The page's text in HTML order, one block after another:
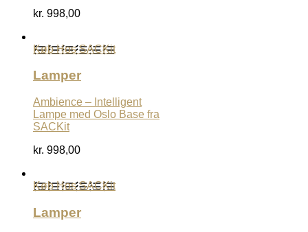
kr. 998,00
Køb Hos SACKit
Lamper
Ambience – Intelligent
Lampe med Oslo Base fra
SACKit
kr. 998,00
Køb Hos SACKit
Lamper